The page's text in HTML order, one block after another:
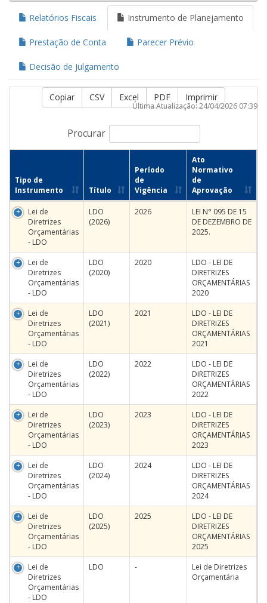
Relatórios Fiscais Instrumento de Planejamento
Prestação de Conta Parecer Prévio
Decisão de Julgamento
Copiar CSV Excel PDF Imprimir
Procurar
Última Atualização: 24/04/2026 07:39
Tipo de
Instrumento
Título
Período
de
Vigência
Ato
Normativo
de
Aprovação
Lei de
Diretrizes
Orçamentárias
- LDO
LDO
(2026)
2026
LEI N° 095 DE 15
DE DEZEMBRO DE
2025.
Lei de
Diretrizes
Orçamentárias
- LDO
LDO
(2020)
2020
LDO - LEI DE
DIRETRIZES
ORÇAMENTÁRIAS
2020
Lei de
Diretrizes
Orçamentárias
- LDO
LDO
(2021)
2021
LDO - LEI DE
DIRETRIZES
ORÇAMENTÁRIAS
2021
Lei de
Diretrizes
Orçamentárias
- LDO
LDO
(2022)
2022
LDO - LEI DE
DIRETRIZES
ORÇAMENTÁRIAS
2022
Lei de
Diretrizes
Orçamentárias
- LDO
LDO
(2023)
2023
LDO - LEI DE
DIRETRIZES
ORÇAMENTÁRIAS
2023
Lei de
Diretrizes
Orçamentárias
- LDO
LDO
(2024)
2024
LDO - LEI DE
DIRETRIZES
ORÇAMENTÁRIAS
2024
Lei de
Diretrizes
Orçamentárias
- LDO
LDO
(2025)
2025
LDO - LEI DE
DIRETRIZES
ORÇAMENTÁRIAS
2025
Lei de
Diretrizes
Orçamentárias
- LDO
LDO -
Lei de Diretrizes
Orçamentária